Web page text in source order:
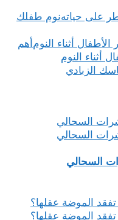
نوم طفلك
أهم
أثناء النوم
الزبادي
السحالي